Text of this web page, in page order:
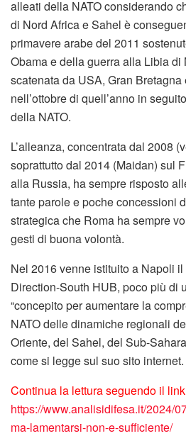
alleati della NATO considerando
di Nord Africa e Sahel è
primavere arabe del 2011
Obama e della guerra alla Libia di
scatenata da USA, Gran
nell’ottobre di quell’anno in
della NATO.
L’alleanza, concentrata dal 2008
soprattutto dal 2014 (Maidan) sul
alla Russia, ha sempre risposto
tante parole e poche concessioni
strategica che Roma ha sempre
gesti di buona volontà.
Nel 2016 venne istituito a Napoli il
Direction-South HUB, poco più di
“concepito per aumentare la
NATO delle dinamiche regionali
Oriente, del Sahel, del Sub-
come si legge sul suo sito internet.
Continua la lettura seguendo il
https://www.analisidifesa.it/2024/
ma-lamentarsi-non-e-sufficiente/